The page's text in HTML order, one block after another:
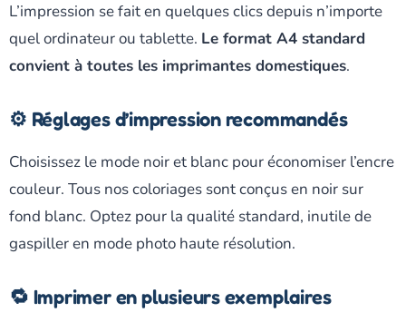
L’impression se fait en quelques clics depuis n’importe
quel ordinateur ou tablette. Le format A4 standard
convient à toutes les imprimantes domestiques.
⚙️ Réglages d’impression recommandés
Choisissez le mode noir et blanc pour économiser l’encre
couleur. Tous nos coloriages sont conçus en noir sur
fond blanc. Optez pour la qualité standard, inutile de
gaspiller en mode photo haute résolution.
🔁 Imprimer en plusieurs exemplaires